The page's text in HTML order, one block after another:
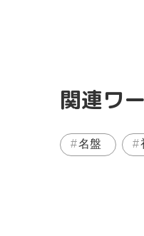
関連ワ
名盤